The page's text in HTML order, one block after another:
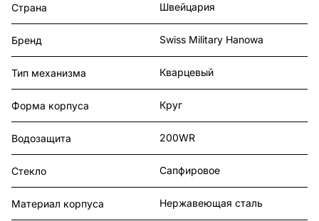
Страна Швейцария
Бренд Swiss Military Hanowa
Тип механизма Кварцевый
Форма корпуса Круг
Водозащита 200WR
Стекло Сапфировое
Материал корпуса Нержавеющая сталь